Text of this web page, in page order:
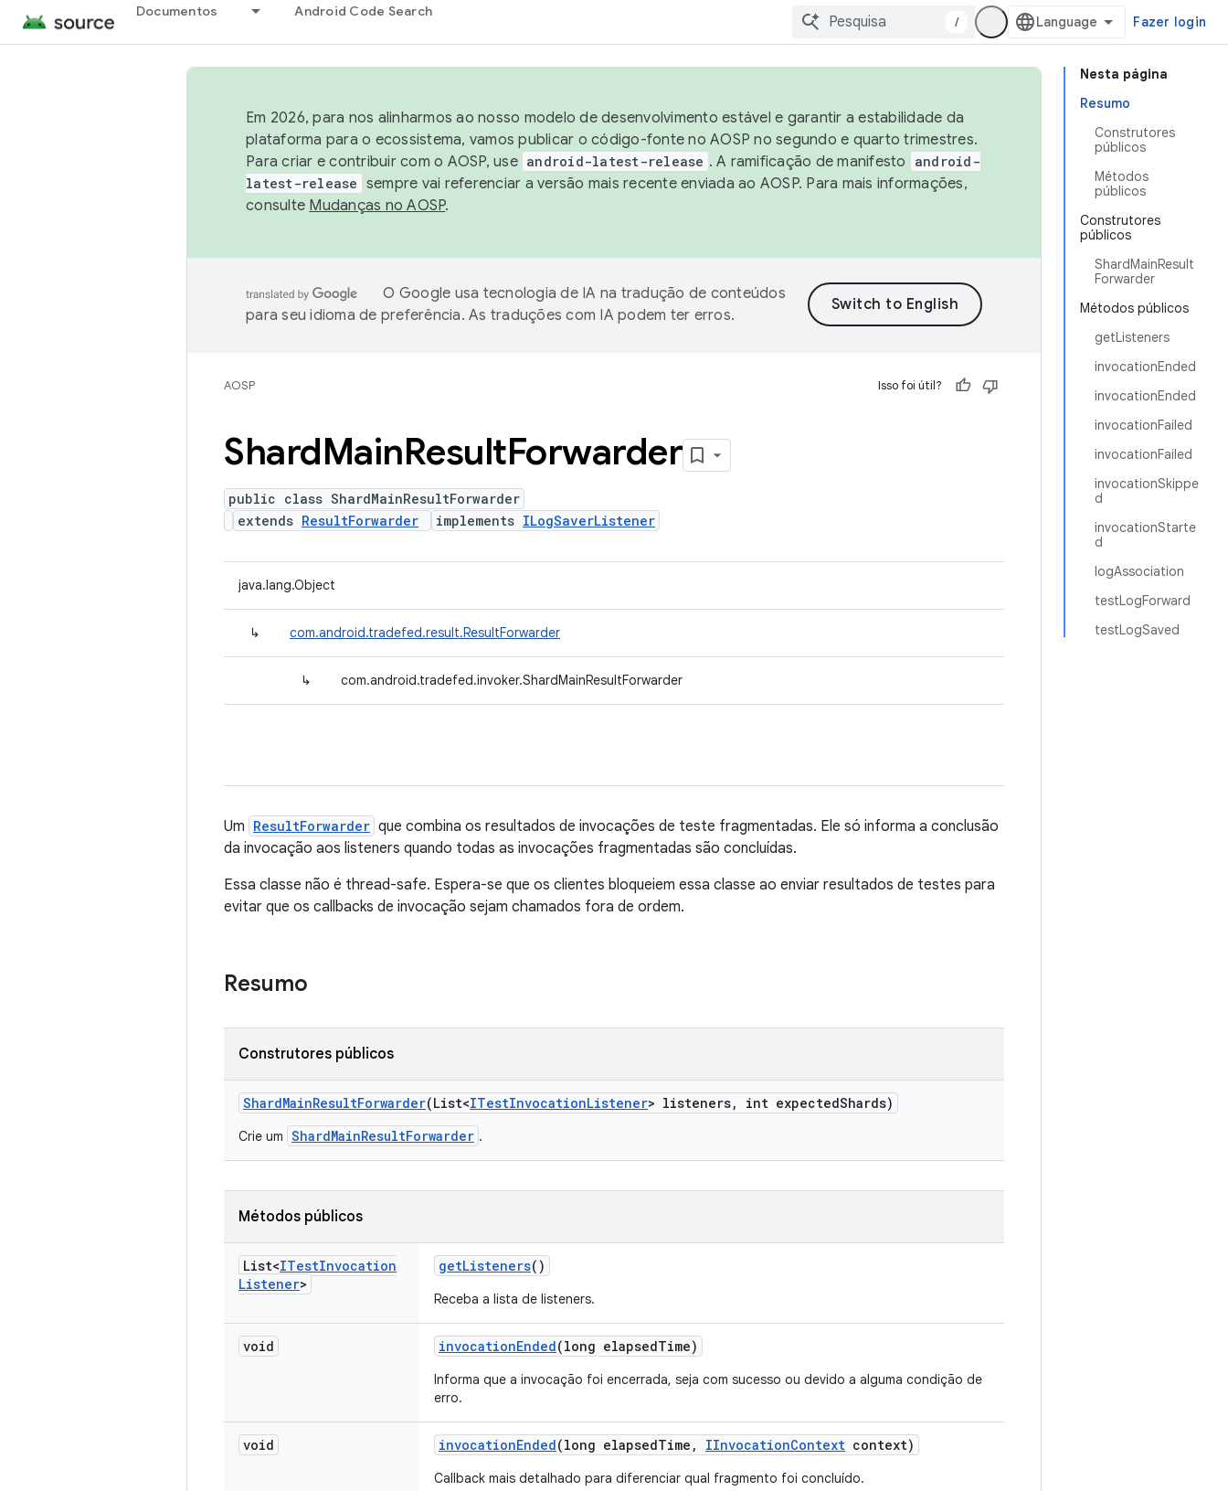
Documentos Android Code Search
/ Fazer login
Nesta página
Resumo
Construtores
públicos
Métodos
públicos
Construtores
públicos
ShardMainResult
Forwarder
Métodos públicos
getListeners
invocationEnded
invocationEnded
invocationFailed
invocationFailed
invocationSkippe
d
invocationStarte
d
logAssociation
testLogForward
testLogSaved
Em 2026, para nos alinharmos ao nosso modelo de desenvolvimento estável e garantir a estabilidade da
plataforma para o ecossistema, vamos publicar o código-fonte no AOSP no segundo e quarto trimestres.
Para criar e contribuir com o AOSP, use android-latest-release . A ramificação de manifesto
android-
latest-release sempre vai referenciar a versão mais recente enviada ao AOSP. Para mais informações,
consulte Mudanças no AOSP.
O Google usa tecnologia de IA na tradução de conteúdos
para seu idioma de preferência. As traduções com IA podem ter erros.
AOSP Isso foi útil?
ShardMainResultForwarder
public class ShardMainResultForwarder
extends ResultForwarder implements ILogSaverListener
java.lang.Object
↳ com.android.tradefed.result.ResultForwarder
↳ com.android.tradefed.invoker.ShardMainResultForwarder
Um ResultForwarder que combina os resultados de invocações de teste fragmentadas. Ele só informa a conclusão
da invocação aos listeners quando todas as invocações fragmentadas são concluídas.
Essa classe não é thread-safe. Espera-se que os clientes bloqueiem essa classe ao enviar resultados de testes para
evitar que os callbacks de invocação sejam chamados fora de ordem.
Resumo
Construtores públicos
ShardMainResultForwarder(List<ITestInvocationListener> listeners, int expectedShards)
Crie um ShardMainResultForwarder .
Métodos públicos
List<ITestInvocation
Listener>
getListeners()
Receba a lista de listeners.
void invocationEnded(long elapsedTime)
Informa que a invocação foi encerrada, seja com sucesso ou devido a alguma condição de
erro.
void invocationEnded(long elapsedTime , IInvocationContext context)
Callback mais detalhado para diferenciar qual fragmento foi concluído.